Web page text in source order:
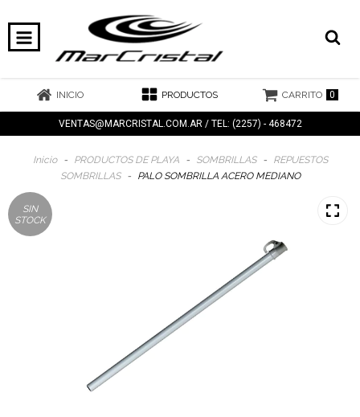
INICIO PRODUCTOS CARRITO 0
VENTAS@MARCRISTAL.COM.AR/ TEL: (2257) - 468472
Inicio - PRODUCTOS DE PLAYA - SOMBRILLAS -
REPUESTOS
SOMBRILLAS
- PALO SOMBRILLA ACERO MEDIANO
SIN
STOCK